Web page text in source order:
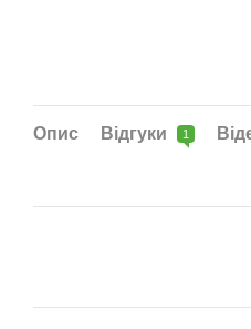
Опис Відгуки 1